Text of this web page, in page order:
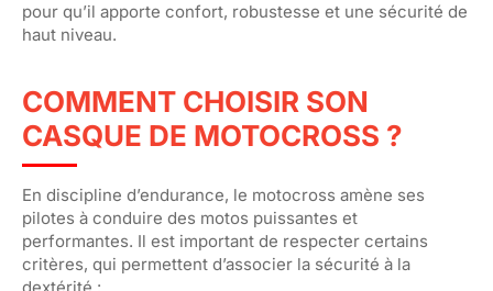
pour qu’il apporte confort, robustesse et une sécurité de
haut niveau.
COMMENT CHOISIR SON
CASQUE DE MOTOCROSS ?
En discipline d’endurance, le motocross amène ses
pilotes à conduire des motos puissantes et
performantes. Il est important de respecter certains
critères, qui permettent d’associer la sécurité à la